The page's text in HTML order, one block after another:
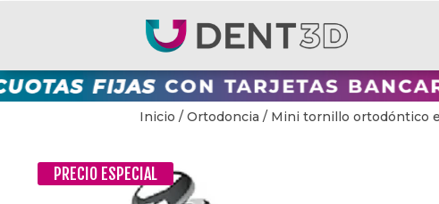
Inicio / Ortodoncia / Mini tornillo ortodóntico
PRECIO ESPECIAL